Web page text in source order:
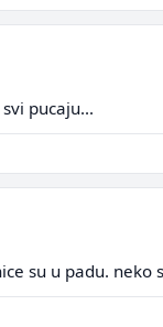
pucaju...
su u padu. neko